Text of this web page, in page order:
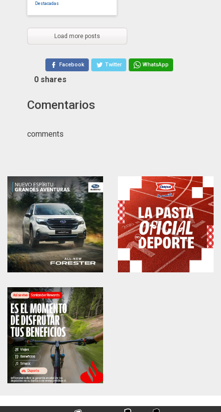
Destacadas
Load more posts
Facebook Twitter WhatsApp
0 shares
Comentarios
comments